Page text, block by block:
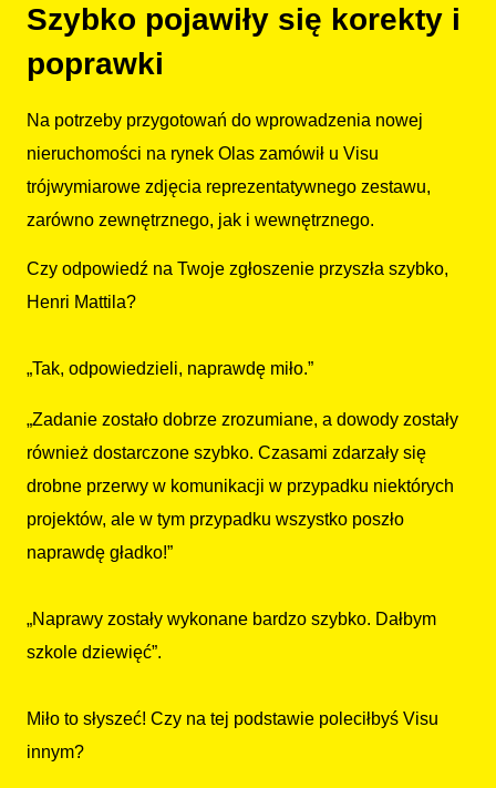
Szybko pojawiły się korekty i
poprawki
Na potrzeby przygotowań do wprowadzenia nowej
nieruchomości na rynek Olas zamówił u Visu
trójwymiarowe zdjęcia reprezentatywnego zestawu,
zarówno zewnętrznego, jak i wewnętrznego.
Czy odpowiedź na Twoje zgłoszenie przyszła szybko,
Henri Mattila?
„Tak, odpowiedzieli, naprawdę miło.”
„Zadanie zostało dobrze zrozumiane, a dowody zostały
również dostarczone szybko. Czasami zdarzały się
drobne przerwy w komunikacji w przypadku niektórych
projektów, ale w tym przypadku wszystko poszło
naprawdę gładko!”
„Naprawy zostały wykonane bardzo szybko. Dałbym
szkole dziewięć”.
Miło to słyszeć! Czy na tej podstawie poleciłbyś Visu
innym?